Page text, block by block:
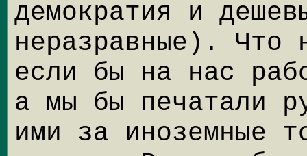
демократия и
неразравные). Что
если бы на нас
а мы бы печатали
ими за иноземные